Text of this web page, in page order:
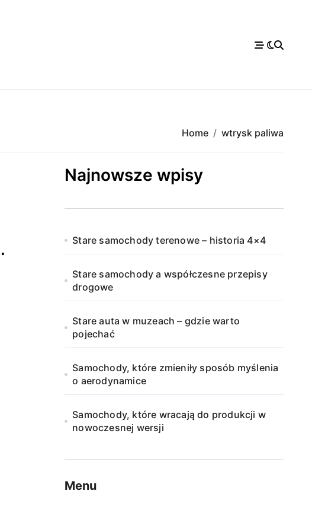
Home wtrysk paliwa
Najnowsze wpisy
Stare samochody terenowe – historia 4×4
Stare samochody a współczesne przepisy
drogowe
Stare auta w muzeach – gdzie warto
pojechać
Samochody, które zmieniły sposób myślenia
o aerodynamice
Samochody, które wracają do produkcji w
nowoczesnej wersji
Menu